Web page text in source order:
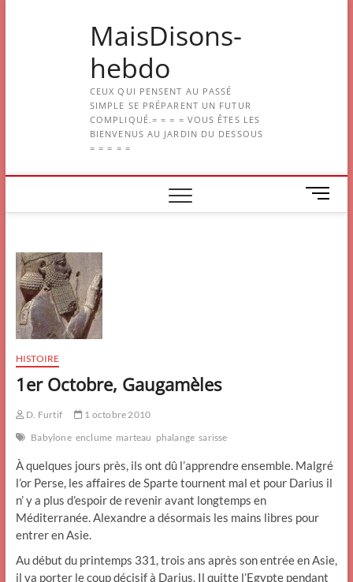
MaisDisons-
hebdo
CEUX QUI PENSENT AU PASSÉ
SIMPLE SE PRÉPARENT UN FUTUR
COMPLIQUÉ.= = = = VOUS ÊTES LES
BIENVENUS AU JARDIN DU DESSOUS
= = = = =
M
e
HISTOIRE
1er Octobre, Gaugamèles
D. Furtif
1 octobre 2010
Babylone enclume marteau phalange sarisse
À quelques jours près, ils ont dû l’apprendre ensemble. Malgré
l’or Perse, les affaires de Sparte tournent mal et pour Darius il
n’ y a plus d’espoir de revenir avant longtemps en
Méditerranée. Alexandre a désormais les mains libres pour
entrer en Asie.
Au début du printemps 331, trois ans après son entrée en Asie,
il va porter le coup décisif à Darius. Il quitte l’Egypte pendant